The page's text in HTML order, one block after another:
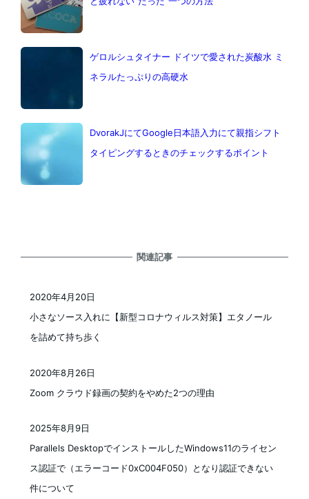
ゲロルシュタイナー ドイツで愛された炭酸水 ミ
ネラルたっぷりの高硬水
DvorakJにてGoogle日本語入力にて親指シフト
タイピングするときのチェックするポイント
関連記事
小さなソース入れに【新型コロナウィルス対策】エタノール
を詰めて持ち歩く
2020年4月20日
Zoom クラウド録画の契約をやめた2つの理由
2020年8月26日
Parallels DesktopでインストールしたWindows11のライセン
ス認証で（エラーコード0xC004F050）となり認証できない
件について
2025年8月9日